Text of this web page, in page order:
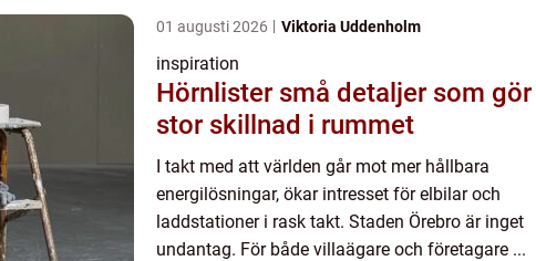
01 augusti 2026 Viktoria Uddenholm
inspiration
Hörnlister små detaljer som gör
stor skillnad i rummet
I takt med att världen går mot mer hållbara
energilösningar, ökar intresset för elbilar och
laddstationer i rask takt. Staden Örebro är inget
undantag. För både villaägare och företagare ...